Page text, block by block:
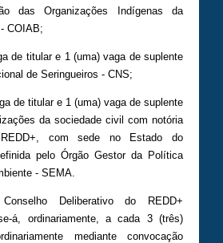
das Organizações Indígenas da
COIAB;
de titular e 1 (uma) vaga de suplente
de Seringueiros - CNS;
de titular e 1 (uma) vaga de suplente
da sociedade civil com notória
REDD+, com sede no Estado do
pelo Órgão Gestor da Política
- SEMA.
Deliberativo do REDD+
á, ordinariamente, a cada 3 (três)
mediante convocação